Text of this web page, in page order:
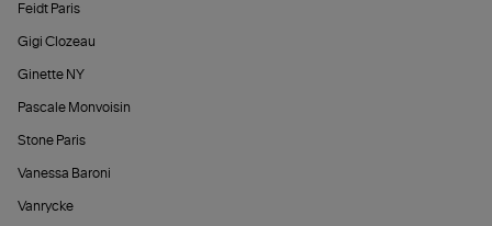
Feidt Paris
Gigi Clozeau
Ginette NY
Pascale Monvoisin
Stone Paris
Vanessa Baroni
Vanrycke